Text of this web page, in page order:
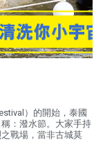
）的開始，泰國
：潑水節。大家手持
戰場，當非古城莫